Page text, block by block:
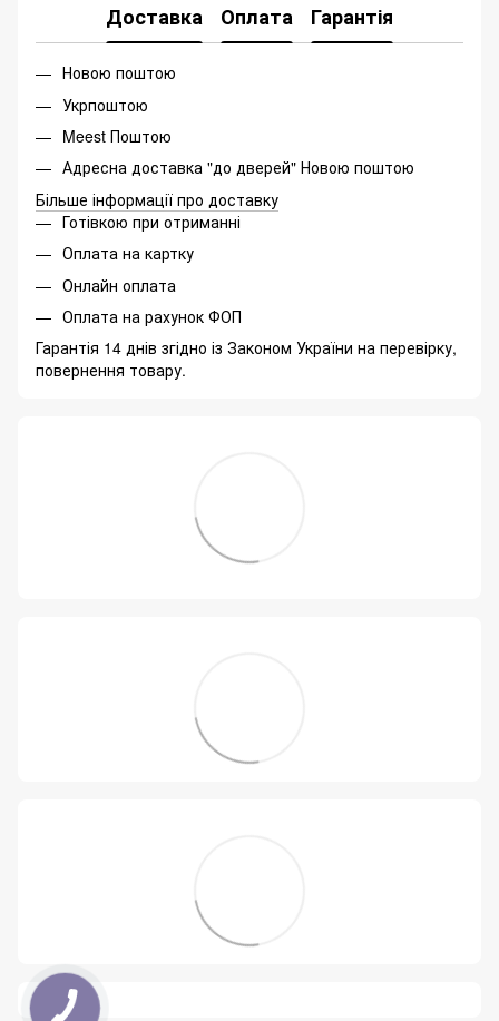
Доставка Оплата Гарантія
Новою поштою
Укрпоштою
Meest Поштою
Адресна доставка "до дверей" Новою поштою
Більше інформації про доставку
Готівкою при отриманні
Оплата на картку
Онлайн оплата
Оплата на рахунок ФОП
Гарантія 14 днів згідно із Законом України на перевірку,
повернення товару.